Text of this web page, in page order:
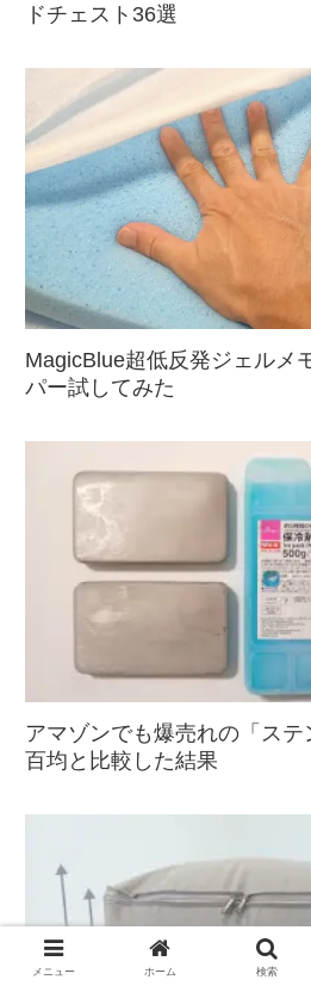
ドチェスト36選
MagicBlue超低反発ジェルメ
パー試してみた
アマゾンでも爆売れの「ステ
百均と比較した結果
メニュー ホーム 検索